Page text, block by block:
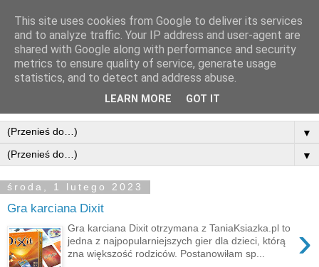
▼
▼
środa, 1 lutego 2023
Gra karciana Dixit
›
Gra karciana Dixit otrzymana z TaniaKsiazka.pl to
jedna z najpopularniejszych gier dla dzieci, którą
zna większość rodziców. Postanowiłam sp...
This site uses cookies from Google to deliver its services
and to analyze traffic. Your IP address and user-agent are
shared with Google along with performance and security
metrics to ensure quality of service, generate usage
statistics, and to detect and address abuse.
LEARN MORE GOT IT